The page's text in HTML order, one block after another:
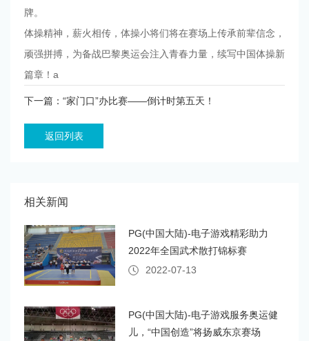
牌。
体操精神，薪火相传，体操小将们将在赛场上传承前辈信念，
顽强拼搏，为备战巴黎奥运会注入青春力量，续写中国体操新
篇章！a
下一篇：“家门口”办比赛——倒计时第五天！
返回列表
相关新闻
PG(中国大陆)-电子游戏精彩助力
2022年全国武术散打锦标赛
2022-07-13
PG(中国大陆)-电子游戏服务奥运健
儿，“中国创造”将扬威东京赛场